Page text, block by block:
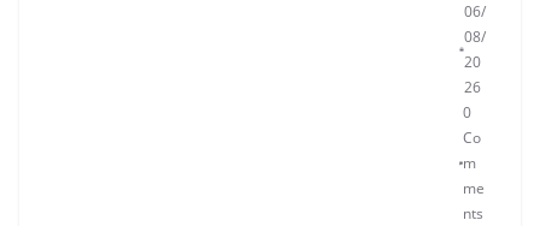
06/
08/
20
26
0
Co
m
me
nts